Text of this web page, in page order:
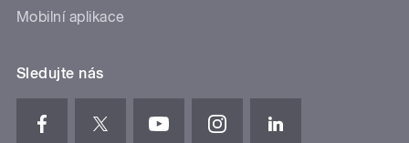
Mobilní aplikace
Sledujte nás